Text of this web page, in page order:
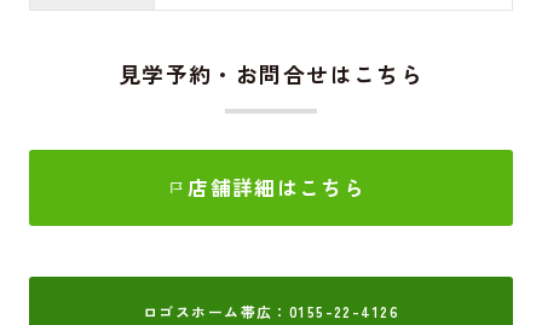
見学予約・お問合せはこちら
店舗詳細はこちら
ロゴスホーム帯広：0155-22-4126